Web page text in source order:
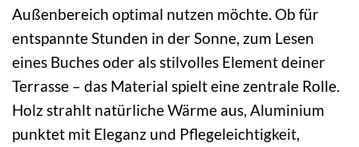
Außenbereich optimal nutzen möchte. Ob für
entspannte Stunden in der Sonne, zum Lesen
eines Buches oder als stilvolles Element deiner
Terrasse – das Material spielt eine zentrale Rolle.
Holz strahlt natürliche Wärme aus, Aluminium
punktet mit Eleganz und Pflegeleichtigkeit,